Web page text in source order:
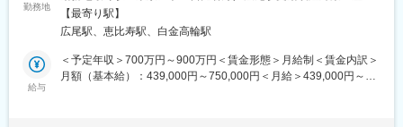
＜ウィルだから、もっと看護を好きになる＞
ウィル訪問看護ステーションでは、ご利用者やご家族に最適な看
クしながら安心安全に看護に取り組めるための環境作りを大切に
してきました。
社の成長を担う人財を募集しています。「働く女性を支援する」
ことは当社の企業理念であり、この理念実現に向けた社会的価値
を探求し、そして具現化していきます。
■具体的な業務内容：
勤務地
全面禁煙変更の範囲：会社の定める事業所（リモートワーク含
む）
【最寄り駅】
広尾駅、恵比寿駅、白金高輪駅
給与
＜予定年収＞700万円～900万円＜賃金形態＞月給制＜賃金内訳＞
月額（基本給）：439,000円～750,000円＜月給＞439,000円～